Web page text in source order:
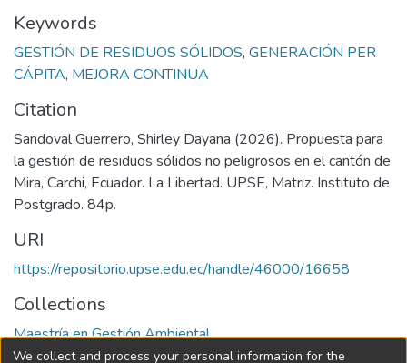
Keywords
GESTIÓN DE RESIDUOS SÓLIDOS, GENERACIÓN PER
CÁPITA, MEJORA CONTINUA
Citation
Sandoval Guerrero, Shirley Dayana (2026). Propuesta para
la gestión de residuos sólidos no peligrosos en el cantón de
Mira, Carchi, Ecuador. La Libertad. UPSE, Matriz. Instituto de
Postgrado. 84p.
URI
https://repositorio.upse.edu.ec/handle/46000/16658
Collections
Maestría en Gestión Ambiental
We collect and process your personal information for the